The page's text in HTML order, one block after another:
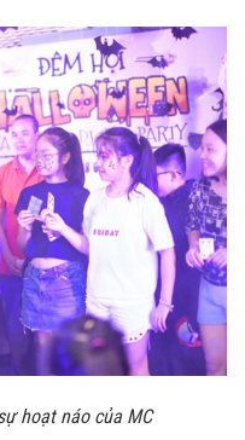
hoạt náo của MC